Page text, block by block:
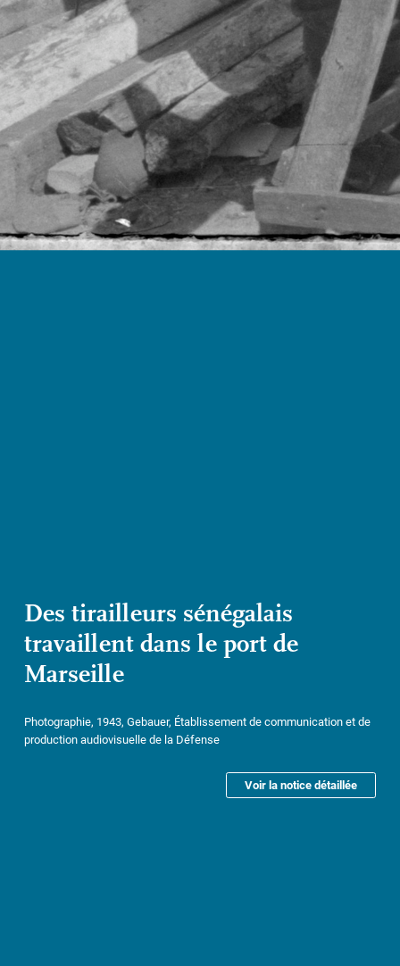
Des tirailleurs sénégalais
travaillent dans le port de
Marseille
Photographie, 1943, Gebauer, Établissement de communication et de
production audiovisuelle de la Défense
Voir la notice détaillée